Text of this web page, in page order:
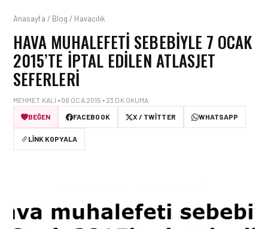
Anasayfa / Blog / Havacılık
HAVA MUHALEFETI SEBEBIYLE 7 OCAK
2015’TE IPTAL EDILEN ATLASJET
SEFERLERI
MEHMET KALI • 06 OCA 2015 • 23 DK OKUMA
BEĞEN
FACEBOOK X / TWITTER WHATSAPP
LINK KOPYALA